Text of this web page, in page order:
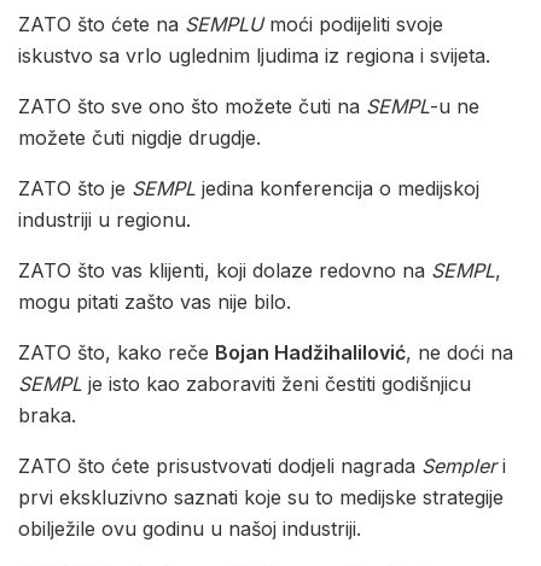
ZATO što ćete na SEMPLUmoći podijeliti svoje
iskustvo sa vrlo uglednim ljudima iz regiona i svijeta.
ZATO što sve ono što možete čuti na SEMPL-u ne
možete čuti nigdje drugdje.
ZATO što je SEMPL jedina konferencija o medijskoj
industriji u regionu.
ZATO što vas klijenti, koji dolaze redovno na SEMPL,
mogu pitati zašto vas nije bilo.
ZATO što, kako reče Bojan Hadžihalilović, ne doći na
SEMPL je isto kao zaboraviti ženi čestiti godišnjicu
braka.
ZATO što ćete prisustvovati dodjeli nagrada Sempleri
prvi ekskluzivno saznati koje su to medijske strategije
obilježile ovu godinu u našoj industriji.